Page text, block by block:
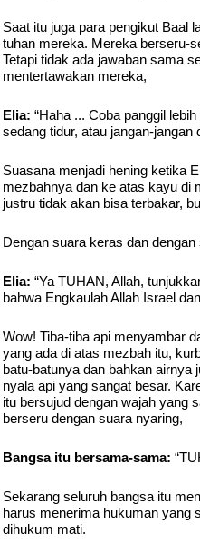
Saat itu juga para pengikut Baal
tuhan mereka. Mereka berseru-
Tetapi tidak ada jawaban sama
mentertawakan mereka,
Elia: “Haha ... Coba panggil
sedang tidur, atau jangan-jangan
Suasana menjadi hening ketika
mezbahnya dan ke atas kayu di
justru tidak akan bisa terbakar,
Dengan suara keras dan
Elia: “Ya TUHAN, Allah,
bahwa Engkaulah Allah Israel
Wow! Tiba-tiba api menyambar
yang ada di atas mezbah itu,
batu-batunya dan bahkan airnya
nyala api yang sangat besar.
itu bersujud dengan wajah yang
berseru dengan suara nyaring,
Bangsa itu bersama-sama:
Sekarang seluruh bangsa itu
harus menerima hukuman yang
dihukum mati.